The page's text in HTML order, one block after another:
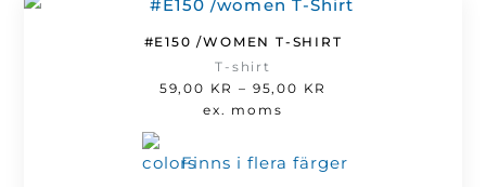
#E150 /WOMEN T-SHIRT
T-shirt
59,00 KR – 95,00 KR
ex. moms
Finns i flera färger